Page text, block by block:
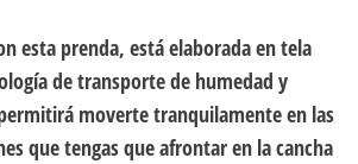
esta prenda, está elaborada en tela
de transporte de humedad y
moverte tranquilamente en las
que tengas que afrontar en la cancha